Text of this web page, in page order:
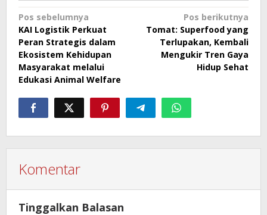
Navigasi
pos
Pos sebelumnya
KAI Logistik Perkuat
Peran Strategis dalam
Ekosistem Kehidupan
Masyarakat melalui
Edukasi Animal Welfare
Pos berikutnya
Tomat: Superfood yang
Terlupakan, Kembali
Mengukir Tren Gaya
Hidup Sehat
Komentar
Tinggalkan Balasan